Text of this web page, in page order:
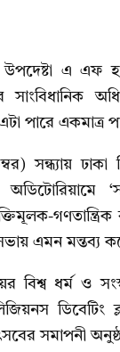
উপদেষ্টা এ এফ
পারে একমাত্র
সন্ধ্যায় ঢাকা
গণতান্ত্রিক
এমন মন্তব্য
বিশ্ব ধর্ম ও
ডিবেটিং
সমাপনী